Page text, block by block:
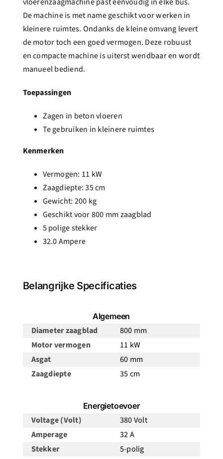
De machine is met name geschikt voor werken in
kleinere ruimtes. Ondanks de kleine omvang levert
de motor toch een goed vermogen. Deze robuust
en compacte machine is uiterst wendbaar en wordt
manueel bediend.
Toepassingen
Zagen in beton vloeren
Te gebruiken in kleinere ruimtes
Kenmerken
Vermogen: 11 kW
Zaagdiepte: 35 cm
Gewicht: 200 kg
Geschikt voor 800 mm zaagblad
5 polige stekker
32.0 Ampere
Belangrijke Specificaties
Algemeen
Diameter zaagblad
800 mm
Motor vermogen
11 kW
Asgat
60 mm
Zaagdiepte
35 cm
Energietoevoer
Voltage (Volt)
380 Volt
Amperage
32 A
Stekker
5-polig